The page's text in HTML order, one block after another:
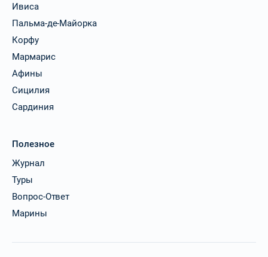
Ивиса
Пальма-де-Майорка
Корфу
Мармарис
Афины
Сицилия
Сардиния
Полезное
Журнал
Туры
Вопрос-Ответ
Марины